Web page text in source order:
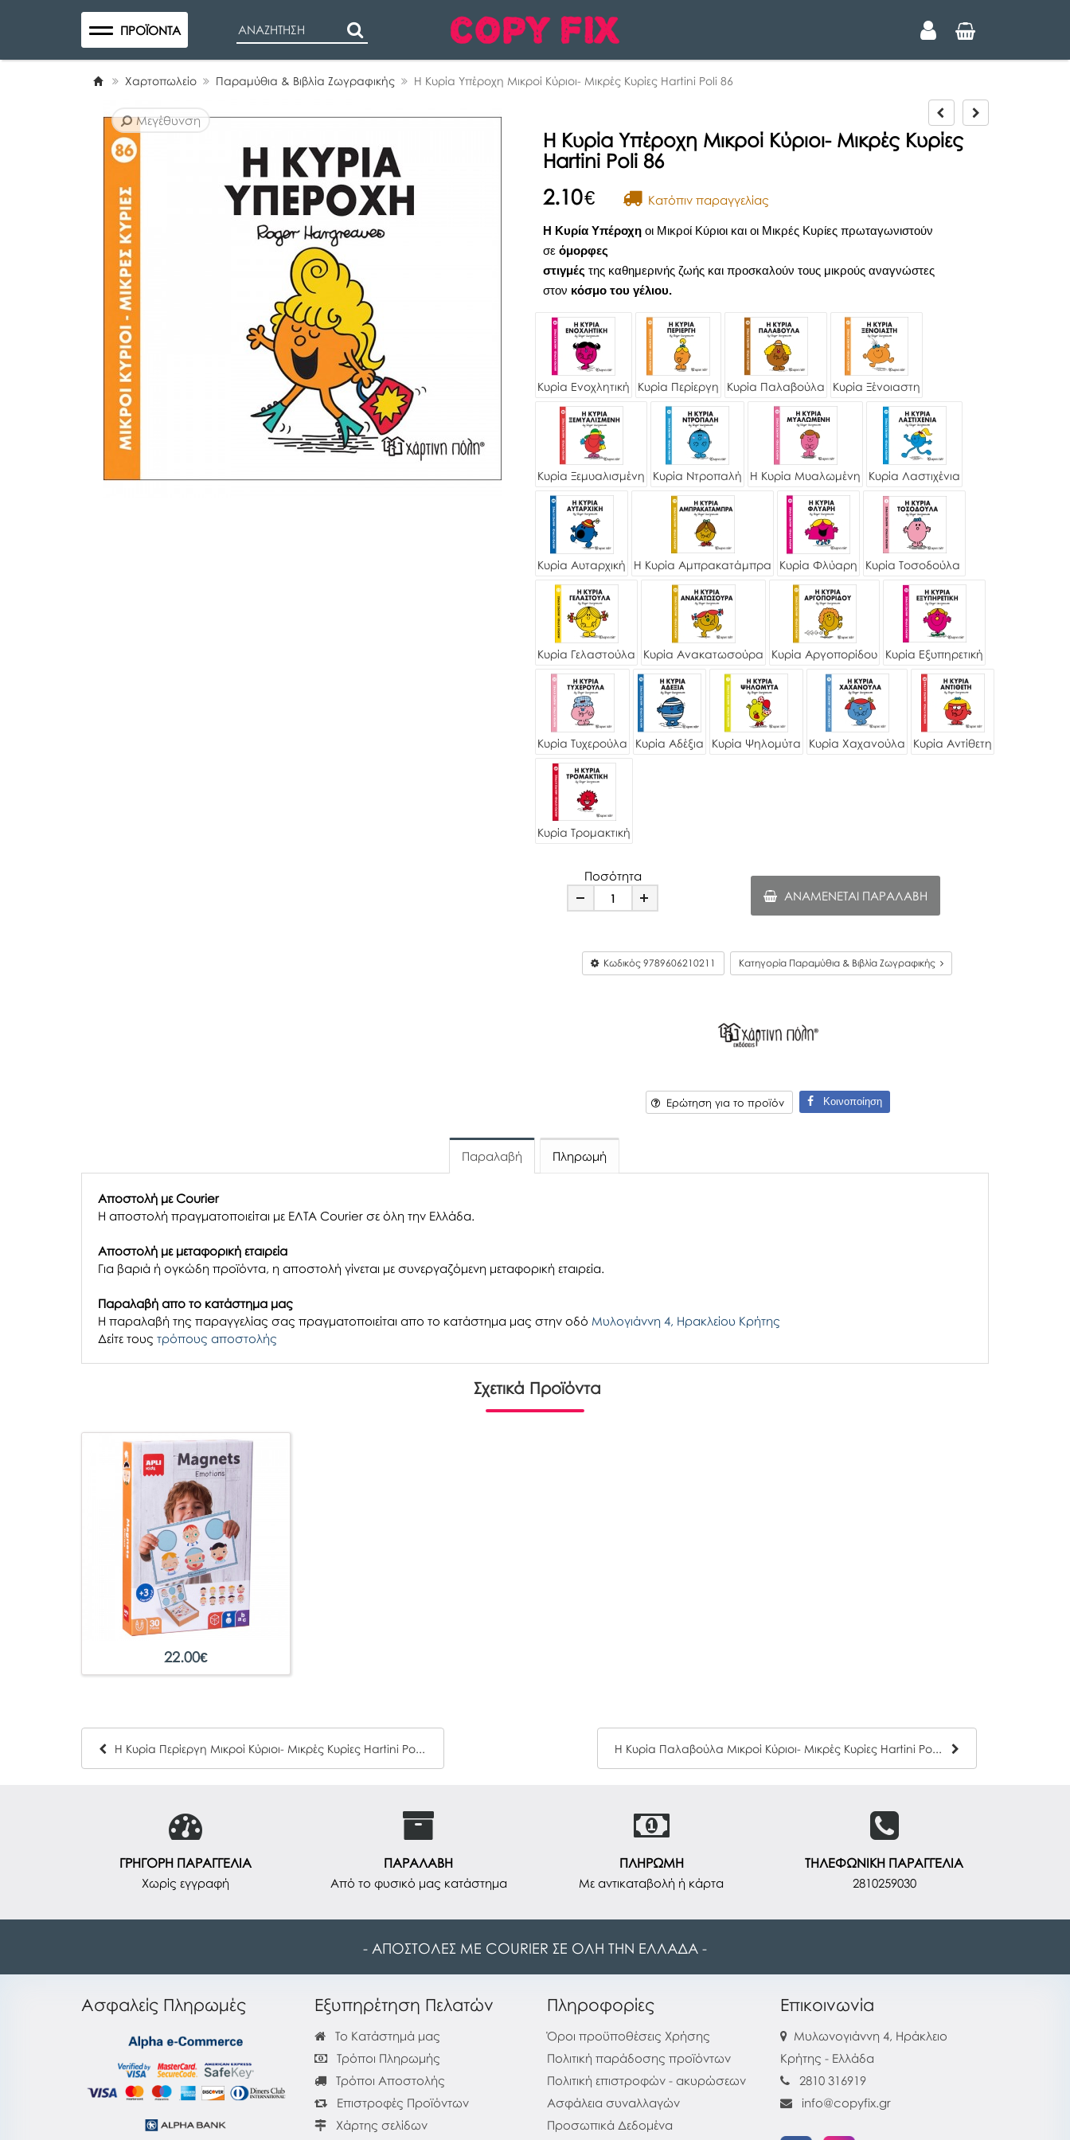
ΠΡΟΪΌΝΤΑ
Χαρτοπωλείο Παραμύθια & Βιβλία Ζωγραφικής Η Κυρία Υπέροχη Μικροί Κύριοι- Μικρές Κυρίες Hartini Poli 86
Μεγέθυνση
P
r
e
e
Η Κυρία Υπέροχη Μικροί Κύριοι- Μικρές Κυρίες
Hartini Poli 86
2.10€ Kατόπιν παραγγελίας
Η Κυρία Υπέροχη οι Μικροί Κύριοι και οι Μικρές Κυρίες πρωταγωνιστούν
σε όμορφες
στιγμές της καθημερινής ζωής και προσκαλούν τους μικρούς αναγνώστες
στον κόσμο του γέλιου.
Κυρία Ενοχλητική Κυρία Περίεργη Κυρία Παλαβούλα Κυρία Ξένοιαστη
Κυρία Ξεμυαλισμένη Κυρία Ντροπαλή Η Κυρία Μυαλωμένη Κυρία Λαστιχένια
Κυρία Αυταρχική Η Κυρία Αμπρακατάμπρα Κυρία Φλύαρη Κυρία Τοσοδούλα
Κυρία Γελαστούλα Κυρία Ανακατωσούρα Κυρία Αργοπορίδου Κυρία Εξυπηρετική
Κυρία Τυχερούλα Κυρία Αδέξια Κυρία Ψηλομύτα Κυρία Χαχανούλα Κυρία Αντίθετη
Κυρία Τρομακτική
Ποσότητα
Plus
ΑΝΑΜΈΝΕΤΑΙ ΠΑΡΑΛΑΒΉ
Κωδικός 9789606210211 Κατηγορία Παραμύθια & Βιβλία Ζωγραφικής
Ερώτηση για το προϊόν Κοινοποίηση
Παραλαβή Πληρωμή
Αποστολή με Courier
Η αποστολή πραγματοποιείται με ΕΛΤΑ Courier σε όλη την Ελλάδα.
Αποστολή με μεταφορική εταιρεία
Για βαριά ή ογκώδη προϊόντα, η αποστολή γίνεται με συνεργαζόμενη μεταφορική εταιρεία.
Παραλαβή απο το κατάστημα μας
H παραλαβή της παραγγελίας σας πραγματοποιείται απο το κατάστημα μας στην οδό Μυλογιάννη 4, Ηρακλείου Κρήτης
Δείτε τους τρόπους αποστολής
Σχετικά Προϊόντα
22.00€
Η Κυρία Περίεργη Μικροί Κύριοι- Μικρές Κυρίες Hartini Poli 70 Η Κυρία Παλαβούλα Μικροί Κύριοι- Μικρές Κυρίες Hartini Poli 38
ΓΡΗΓΟΡΗ ΠΑΡΑΓΓΕΛΙΑ
Χωρίς εγγραφή
ΠΑΡΑΛΑΒΗ
Από το φυσικό μας κατάστημα
ΠΛΗΡΩΜΗ
Με αντικαταβολή ή κάρτα
ΤΗΛΕΦΩΝΙΚΗ ΠΑΡΑΓΓΕΛΙΑ
2810259030
- ΑΠΟΣΤΟΛΕΣ ΜΕ COURIER ΣΕ ΟΛΗ ΤΗΝ ΕΛΛΑΔΑ -
Ασφαλείς Πληρωμές Εξυπηρέτηση Πελατών
Το Κατάστημά μας
Τρόποι Πληρωμής
Τρόποι Αποστολής
Επιστροφές Προϊόντων
Χάρτης σελίδων
Πληροφορίες
Όροι προϋποθέσεις Χρήσης
Πολιτική παράδοσης προϊόντων
Πολιτική επιστροφών - ακυρώσεων
Ασφάλεια συναλλαγών
Προσωπικά Δεδομένα
Επικοινωνία
Μυλωνογιάννη 4, Ηράκλειο
Κρήτης - Ελλάδα
2810 316919
info@copyfix.gr